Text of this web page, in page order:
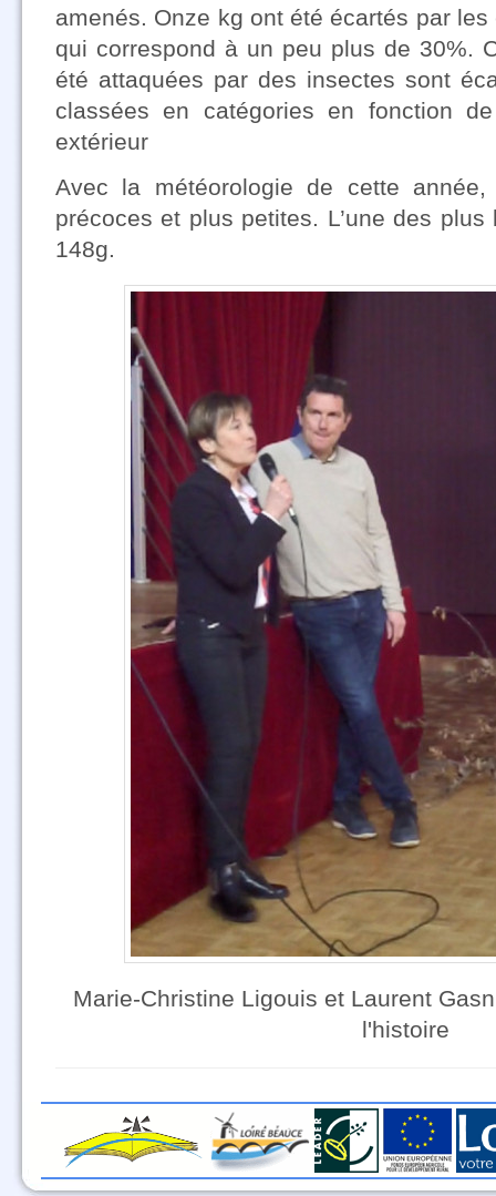
amenés. Onze kg ont été écartés par
qui correspond à un peu plus de 30%.
été attaquées par des insectes sont
classées en catégories en fonction
extérieur
Avec la météorologie de cette
précoces et plus petites. L’une des
148g.
Marie-Christine Ligouis et Laurent
l'histoire